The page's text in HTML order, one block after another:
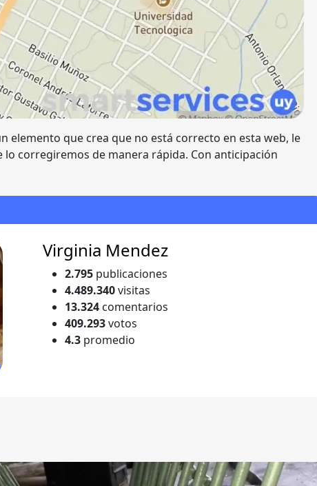
elemento que crea que no está correcto en esta web, le
corregiremos de manera rápida. Con anticipación
Virginia Mendez
2.795 publicaciones
4.489.340visitas
13.324 comentarios
409.293votos
4.3 promedio